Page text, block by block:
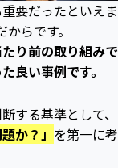
要だったといえま
からです。
り前の取り組みで
良い事例です。
する基準として、
か？」 を第一に考